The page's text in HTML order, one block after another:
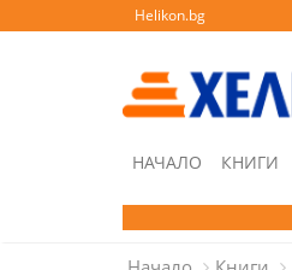
Helikon.bg
НАЧАЛО КНИГИ